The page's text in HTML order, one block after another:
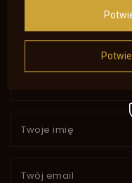
Dodaj własne
Twoje imię
Twój email